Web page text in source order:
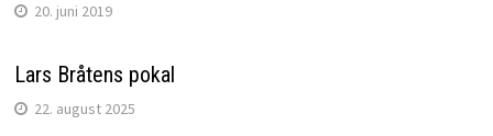
20. juni 2019
Lars Bråtens pokal
22. august 2025